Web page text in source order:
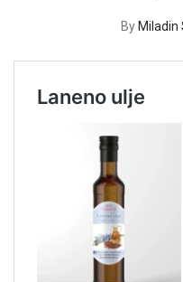
By Miladin